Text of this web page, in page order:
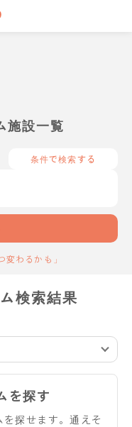
施設一覧
条件で検索する
変わるかも」
検索結果
を探す
探せます。通えそ